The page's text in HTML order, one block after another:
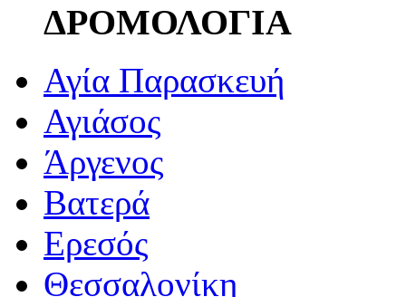
ΔΡΟΜΟΛΟΓΙΑ
Αγία Παρασκευή
Αγιάσος
Άργενος
Βατερά
Ερεσός
Θεσσαλονίκη